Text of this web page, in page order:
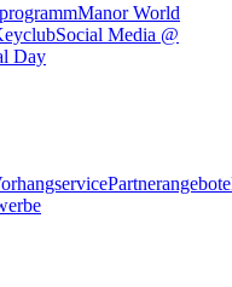
Manor World
Social Media @
Day
Partnerangebote